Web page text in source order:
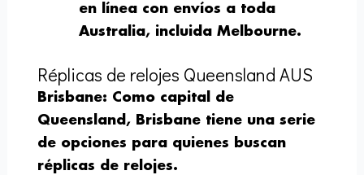
en línea con envíos a toda
Australia, incluida Melbourne.
Réplicas de relojes Queensland AUS
Brisbane: Como capital de
Queensland, Brisbane tiene una serie
de opciones para quienes buscan
réplicas de relojes.